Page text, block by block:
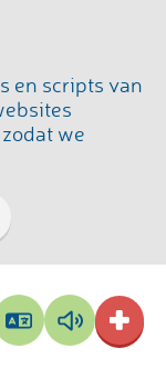
en scripts van
we
Pagina
vertalen
Pagina
voorlezen